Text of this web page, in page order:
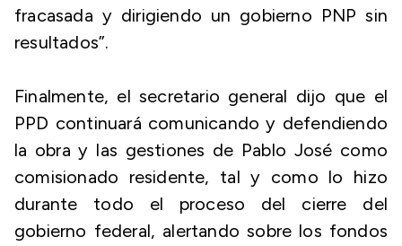
fracasada y dirigiendo un gobierno PNP sin
resultados”.
Finalmente, el secretario general dijo que el
PPD continuará comunicando y defendiendo
la obra y las gestiones de Pablo José como
comisionado residente, tal y como lo hizo
durante todo el proceso del cierre del
gobierno federal, alertando sobre los fondos